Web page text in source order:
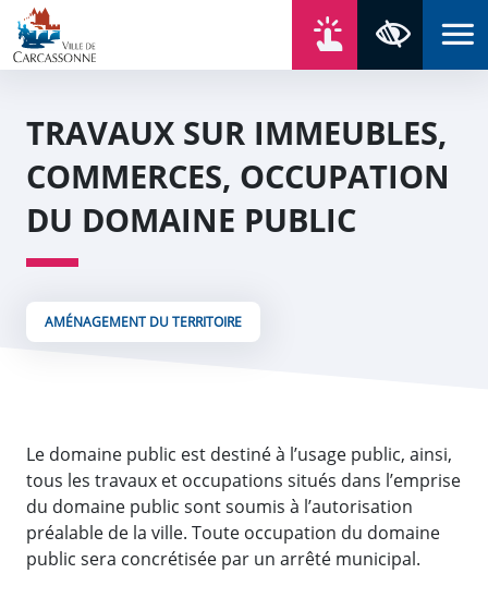
Aller au contenu
Aller au menu
Aller au plan du site
Aller à la recherche
TRAVAUX SUR IMMEUBLES,
COMMERCES, OCCUPATION
DU DOMAINE PUBLIC
AMÉNAGEMENT DU TERRITOIRE
Le domaine public est destiné à l’usage public, ainsi,
tous les travaux et occupations situés dans l’emprise
du domaine public sont soumis à l’autorisation
préalable de la ville. Toute occupation du domaine
public sera concrétisée par un arrêté municipal.
Panneau de gestion des cookies